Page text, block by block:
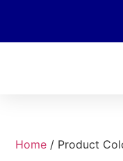
Home / Product